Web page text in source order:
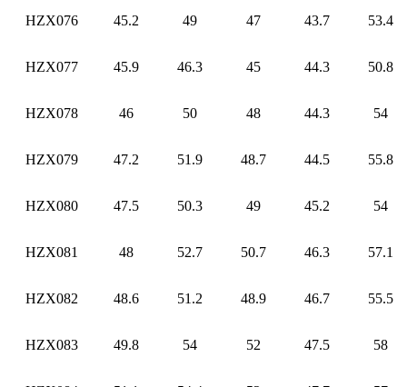
HZX076 45.2 49 47 43.7 53.4
HZX077 45.9 46.3 45 44.3 50.8
HZX078 46 50 48 44.3 54
HZX079 47.2 51.9 48.7 44.5 55.8
HZX080 47.5 50.3 49 45.2 54
HZX081 48 52.7 50.7 46.3 57.1
HZX082 48.6 51.2 48.9 46.7 55.5
HZX083 49.8 54 52 47.5 58